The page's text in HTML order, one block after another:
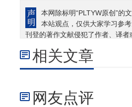
本网除标明“PLTYW原创”的
本站观点，仅供大家学习参
刊登的著作文献侵犯了作者、译
相关文章
网友点评